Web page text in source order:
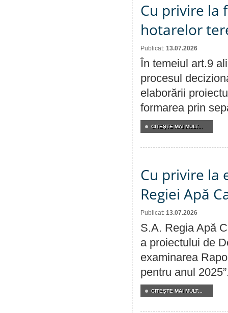
Cu privire la
hotarelor
Publicat: 13.07.2026
În temeiul art.9
procesul
elaborării
formarea prin
CITEŞTE MAI MULT...
Cu privire la
Regiei Apă
Publicat: 13.07.2026
S.A. Regia Apă
a proiectului de
examinarea
pentru anul
CITEŞTE MAI MULT...